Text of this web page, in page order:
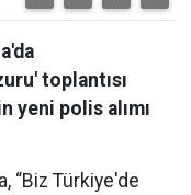
toplantısı
yeni polis alımı
“Biz Türkiye'de